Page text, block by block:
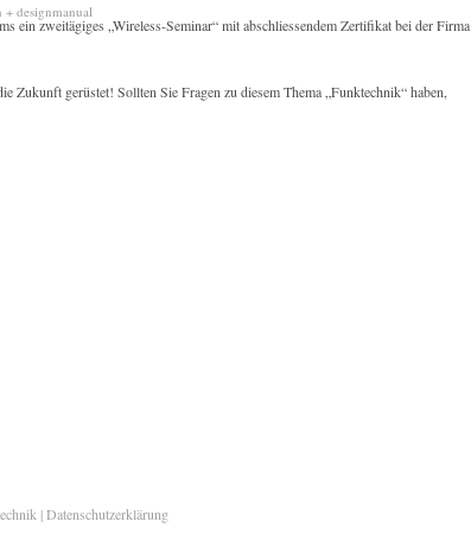
+ designmanual
ein zweitägiges „Wireless-Seminar“ mit abschliessendem Zertifikat bei der Firma
Zukunft gerüstet! Sollten Sie Fragen zu diesem Thema „Funktechnik“ haben,
|Datenschutzerklärung